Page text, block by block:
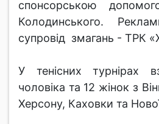
спонсорською
Колодинського.
супровід змагань - ТРК
У тенісних турнірах
чоловіка та 12 жінок з
Херсону, Каховки та